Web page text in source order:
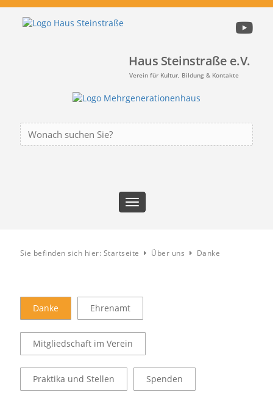
Haus Steinstraße e.V.
Verein für Kultur, Bildung & Kontakte
Suche
Toggle
navigation
Sie befinden sich hier: Startseite Über uns Danke
Danke Ehrenamt
Mitgliedschaft im Verein
Praktika und Stellen Spenden